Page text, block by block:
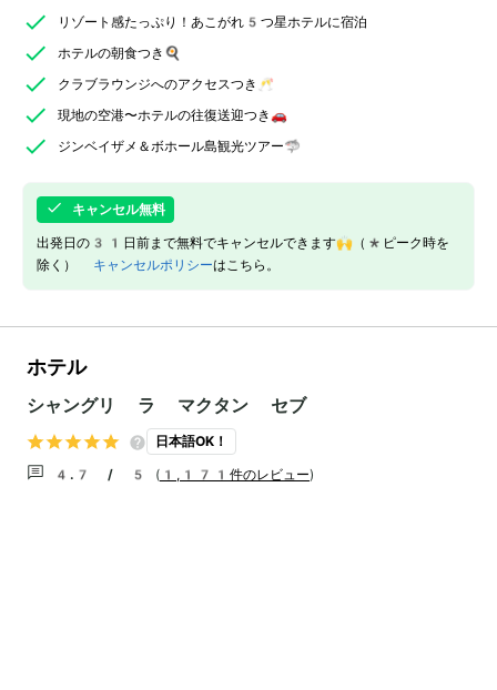
リゾート感たっぷり！あこがれ5つ星ホテルに宿泊
ホテルの朝食つき🍳
クラブラウンジへのアクセスつき🥂
現地の空港〜ホテルの往復送迎つき🚗
ジンベイザメ＆ボホール島観光ツアー🦈
キャンセル無料
出発日の31日前まで無料でキャンセルできます🙌（*ピーク時を
除く） キャンセルポリシーはこちら。
ホテル
シャングリ ラ マクタン セブ
日本語OK！
4.7 / 5 ( 1,171件のレビュー)